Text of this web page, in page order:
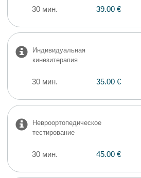
30 мин. 39.00 €
Индивидуальная
кинезитерапия
30 мин. 35.00 €
Невроортопедическое
тестирование
30 мин. 45.00 €